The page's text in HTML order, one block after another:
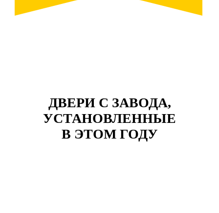
ДВЕРИ С ЗАВОДА,
УСТАНОВЛЕННЫЕ
В ЭТОМ ГОДУ